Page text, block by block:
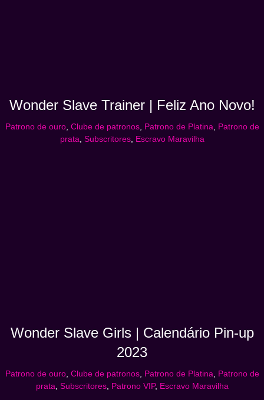
Wonder Slave Trainer | Feliz Ano Novo!
Patrono de ouro, Clube de patronos, Patrono de Platina
Patrono de
prata Subscritores, Escravo Maravilha
Wonder Slave Girls | Calendário Pin-up
2023
Patrono de ouro, Clube de patronos, Patrono de Platina
Patrono de
prata Subscritores, Patrono VIP, Escravo Maravilha